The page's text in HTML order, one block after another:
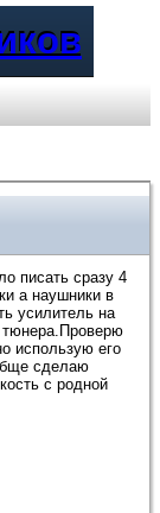
писать сразу 4
а наушники в
усилитель на
тюнера.Проверю
использую его
сделаю
с родной